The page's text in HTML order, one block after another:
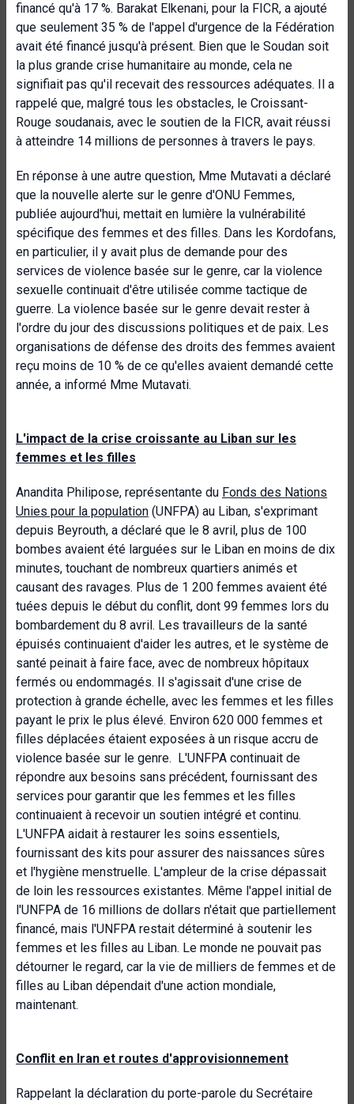
financé qu'à 17 %. Barakat Elkenani, pour la FICR, a ajouté
que seulement 35 % de l'appel d'urgence de la Fédération
avait été financé jusqu'à présent. Bien que le Soudan soit
la plus grande crise humanitaire au monde, cela ne
signifiait pas qu'il recevait des ressources adéquates. Il a
rappelé que, malgré tous les obstacles, le Croissant-
Rouge soudanais, avec le soutien de la FICR, avait réussi
à atteindre 14 millions de personnes à travers le pays.
En réponse à une autre question, Mme Mutavati a déclaré
que la nouvelle alerte sur le genre d'ONU Femmes,
publiée aujourd'hui, mettait en lumière la vulnérabilité
spécifique des femmes et des filles. Dans les Kordofans,
en particulier, il y avait plus de demande pour des
services de violence basée sur le genre, car la violence
sexuelle continuait d'être utilisée comme tactique de
guerre. La violence basée sur le genre devait rester à
l'ordre du jour des discussions politiques et de paix. Les
organisations de défense des droits des femmes avaient
reçu moins de 10 % de ce qu'elles avaient demandé cette
année, a informé Mme Mutavati.
L'impact de la crise croissante au Liban sur les
femmes et les filles
Anandita Philipose, représentante du Fonds des Nations
Unies pour la population (UNFPA) au Liban, s'exprimant
depuis Beyrouth, a déclaré que le 8 avril, plus de 100
bombes avaient été larguées sur le Liban en moins de dix
minutes, touchant de nombreux quartiers animés et
causant des ravages. Plus de 1 200 femmes avaient été
tuées depuis le début du conflit, dont 99 femmes lors du
bombardement du 8 avril. Les travailleurs de la santé
épuisés continuaient d'aider les autres, et le système de
santé peinait à faire face, avec de nombreux hôpitaux
fermés ou endommagés. Il s'agissait d'une crise de
protection à grande échelle, avec les femmes et les filles
payant le prix le plus élevé. Environ 620 000 femmes et
filles déplacées étaient exposées à un risque accru de
violence basée sur le genre. L'UNFPA continuait de
répondre aux besoins sans précédent, fournissant des
services pour garantir que les femmes et les filles
continuaient à recevoir un soutien intégré et continu.
L'UNFPA aidait à restaurer les soins essentiels,
fournissant des kits pour assurer des naissances sûres
et l'hygiène menstruelle. L'ampleur de la crise dépassait
de loin les ressources existantes. Même l'appel initial de
l'UNFPA de 16 millions de dollars n'était que partiellement
financé, mais l'UNFPA restait déterminé à soutenir les
femmes et les filles au Liban. Le monde ne pouvait pas
détourner le regard, car la vie de milliers de femmes et de
filles au Liban dépendait d'une action mondiale,
maintenant.
Conflit en Iran et routes d'approvisionnement
Rappelant la déclaration du porte-parole du Secrétaire